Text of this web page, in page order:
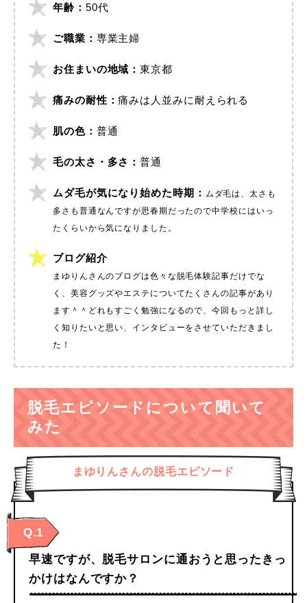
年齢： 50代
ご職業： 専業主婦
お住まいの地域：東京都
痛みの耐性：痛みは人並みに耐えられる
肌の色： 普通
毛の太さ・多さ：普通
ムダ毛が気になり始めた時期：
ムダ毛は、太さも
多さも普通なんですが思春期だったので中学校にはいっ
たくらいから気になりました。
ブログ紹介
まゆりんさんのブログは色々な脱毛体験記事だけでな
く、美容グッズやエステについてたくさんの記事があり
ます＾＾どれもすごく勉強になるので、今回もっと詳し
く知りたいと思い、インタビューをさせていただきまし
た！
脱毛エピソードについて聞いて
みた
まゆりんさんの脱毛エピソード
Q.1
早速ですが、脱毛サロンに通おうと思ったきっ
かけはなんですか？